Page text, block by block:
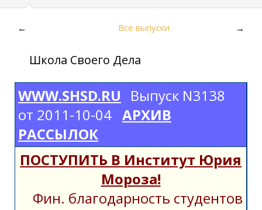
← Все выпуски →
Школа Своего Дела
WWW.SHSD.RU
Выпуск N3138
от 2011-10-04 АРХИВ
РАССЫЛОК
ПОСТУПИТЬ В Институт Юрия
Мороза!
Фин. благодарность студентов